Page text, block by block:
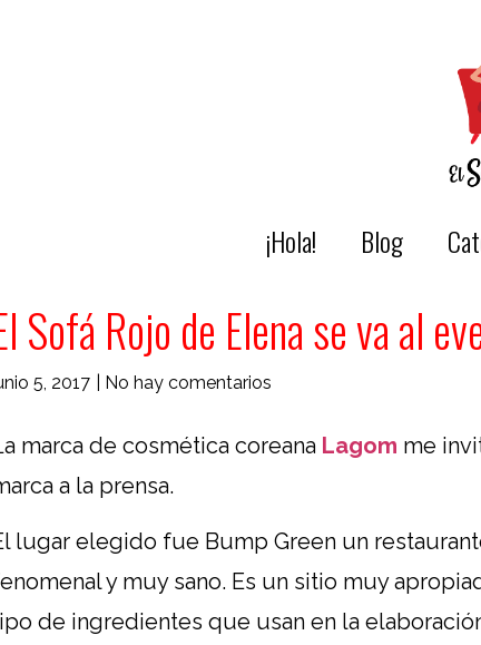
¡Hola! Blog
Sofá Rojo de Elena se va al
5, 2017 No hay comentarios
marca de cosmética coreana Lagom me
a la prensa.
lugar elegido fue Bump Green un
y muy sano. Es un sitio muy
de ingredientes que usan en la